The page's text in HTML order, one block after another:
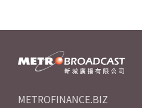
METROFINANCE.BIZ